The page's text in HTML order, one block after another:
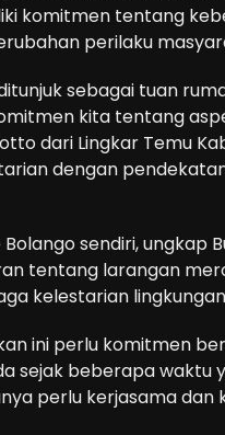
komitmen tentang
perilaku
sebagai tuan
kita tentang
dari Lingkar Temu
dengan
sendiri, ungkap
tentang larangan
kelestarian
ini perlu komitmen
sejak beberapa
perlu kerjasama dan